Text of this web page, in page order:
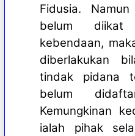
Fidusia.
belum diikat
kebendaan,
diberlakukan
tindak pidana
belum
Kemungkinan
ialah pihak